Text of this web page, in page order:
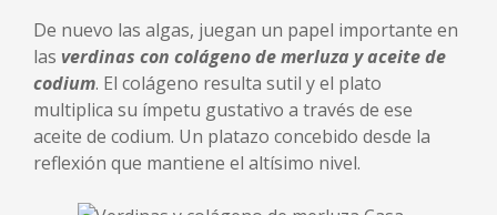
De nuevo las algas, juegan un papel importante en
las verdinas con colágeno de merluza y aceite de
codium. El colágeno resulta sutil y el plato
multiplica su ímpetu gustativo a través de ese
aceite de codium. Un platazo concebido desde la
reflexión que mantiene el altísimo nivel.